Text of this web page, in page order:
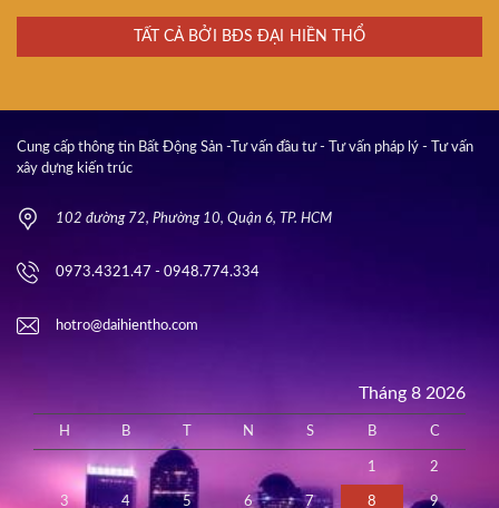
TẤT CẢ BỞI BĐS ĐẠI HIỀN THỔ
Cung cấp thông tin Bất Động Sản -Tư vấn đầu tư - Tư vấn pháp lý - Tư vấn
xây dựng kiến trúc
102 đường 72, Phường 10, Quận 6, TP. HCM
0973.4321.47 - 0948.774.334
hotro@daihientho.com
Tháng 8 2026
H B N S B C
1 2
3 4 5 6 7 8 9